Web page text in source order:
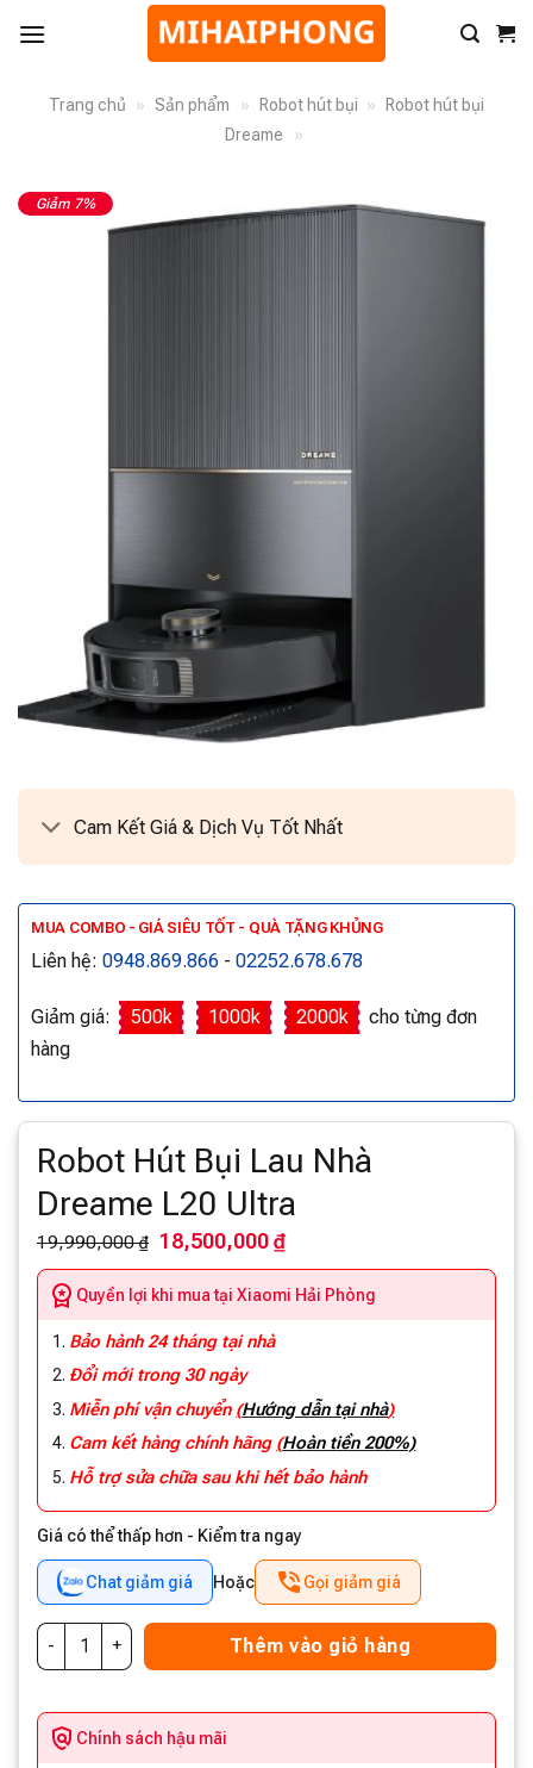
Trang chủ » Sản phẩm » Robot hút bụi »
Robot hút bụi
Dreame
»
Giảm 7%
Cam Kết Giá & Dịch Vụ Tốt Nhất
MUA COMBO - GIÁ SIÊU TỐT - QUÀ TẶNG KHỦNG
Liên hệ: 0948.869.866 - 02252.678.678
Giảm giá: 500k 1000k 2000k
cho từng đơn
hàng
Robot Hút Bụi Lau Nhà
Dreame L20 Ultra
19,990,000 ₫ 18,500,000 ₫
Quyền lợi khi mua tại Xiaomi Hải Phòng
Bảo hành 24 tháng tại nhà
Đổi mới trong 30 ngày
Miễn phí vận chuyển (Hướng dẫn tại nhà)
Cam kết hàng chính hãng (Hoàn tiền 200%)
Hỗ trợ sửa chữa sau khi hết bảo hành
Giá có thể thấp hơn - Kiểm tra ngay
Chat giảm giá Hoặc Gọi giảm giá
Thêm vào giỏ hàng
Chính sách hậu mãi